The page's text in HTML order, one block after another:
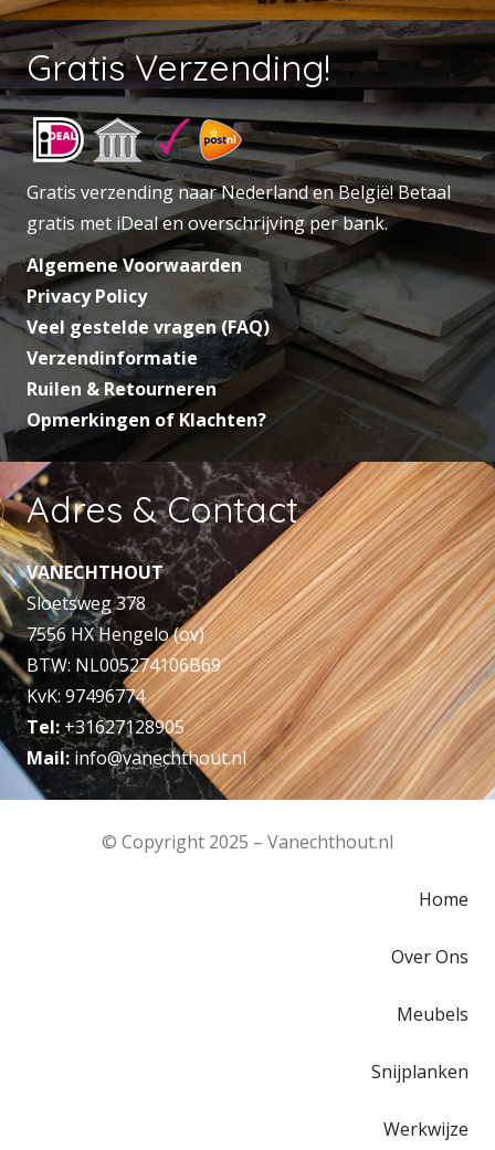
Gratis Verzending!
Gratis verzending naar Nederland en België! Betaal
gratis met iDeal en overschrijving per bank.
Algemene Voorwaarden
Privacy Policy
Veel gestelde vragen (FAQ)
Verzendinformatie
Ruilen & Retourneren
Opmerkingen of Klachten?
Adres & Contact
VANECHTHOUT
Sloetsweg 378
7556 HX Hengelo (ov)
BTW: NL005274106B69
KvK: 97496774
Tel:+31627128905
Mail: info@vanechthout.nl
© Copyright 2025 – Vanechthout.nl
Home
Over Ons
Meubels
Snijplanken
Werkwijze